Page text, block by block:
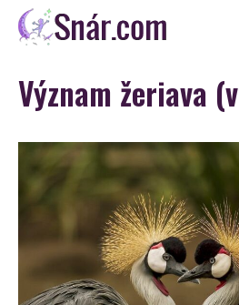
Skip
Snár
Význam žeriava